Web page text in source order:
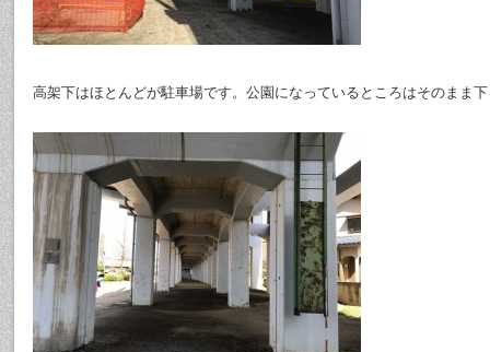
高架下はほとんどが駐車場です。公園になっているところはそのまま